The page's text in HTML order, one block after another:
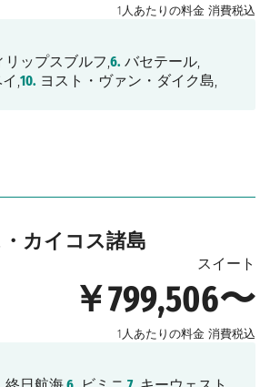
1人あたりの料金 消費税込
リップスブルフ,6. バセテール,
,10. ヨスト・ヴァン・ダイク島,
カイコス諸島
スイート
￥799,506〜
1人あたりの料金 消費税込